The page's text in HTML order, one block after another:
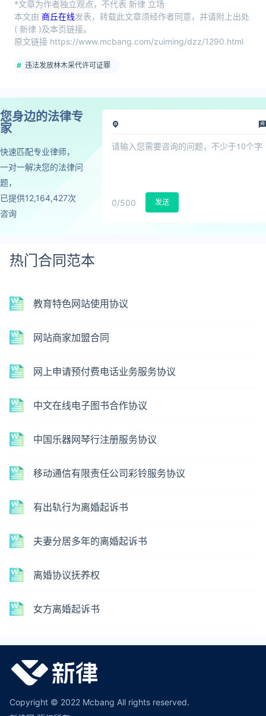
*文章为作者独立观点，不代表 新律 立场
本文由 商丘在线发表，转载此文章须经作者同意，并请附上出处
( 新律 )及本页链接。
原文链接 https://www.mcbang.com/zuiming/dzz/1290.html
违法发放林木采代许可证罪
您身边的法律专
家
快速匹配专业律师，
一对一解决您的法律问
题，
已提供12,164,427次
咨询
0/500 发送
热门合同范本
教育特色网站使用协议
网站商家加盟合同
网上申请预付费电话业务服务协议
中文在线电子图书合作协议
中国乐器网琴行注册服务协议
移动通信有限责任公司彩铃服务协议
有出轨行为离婚起诉书
夫妻分居多年的离婚起诉书
离婚协议抚养权
女方离婚起诉书
Copyright © 2022 Mcbang All rights reserved.